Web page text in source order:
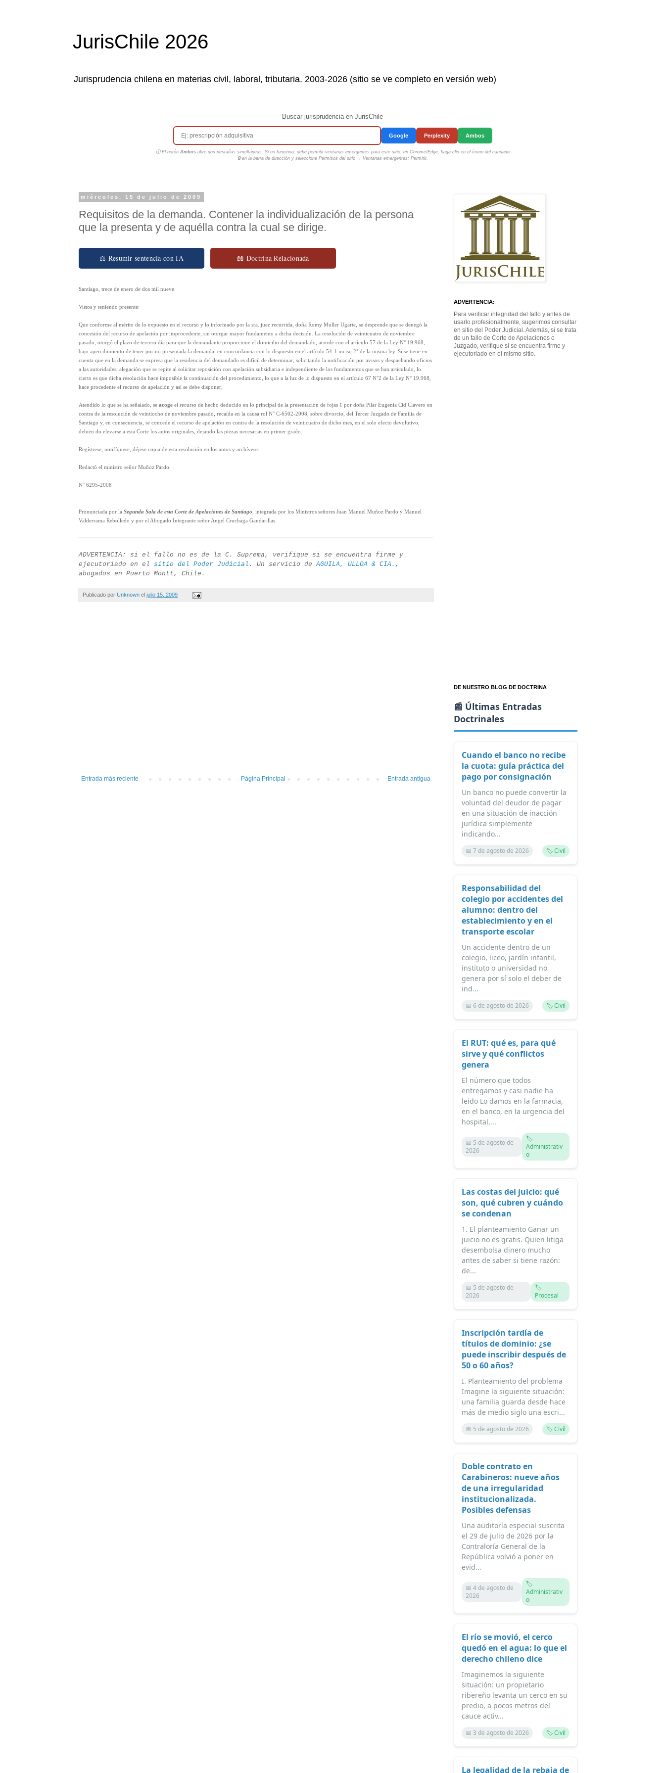
JurisChile 2026
Jurisprudencia chilena en materias civil, laboral, tributaria. 2003-2026 (sitio se ve completo en versión web)
Buscar jurisprudencia en JurisChile
Google Perplexity Ambos
ⓘ El botón Ambosabre dos pestañas simultáneas. Si no funciona, debe permitir ventanas emergentes para este sitio: en Chrome/Edge, haga clic en el ícono del candado
🔒 en la barra de dirección y seleccione Permisos del sitio → Ventanas emergentes: Permitir.
miércoles, 15 de julio de 2009
Requisitos de la demanda. Contener la individualización de la persona
que la presenta y de aquélla contra la cual se dirige.
⚖ Resumir sentencia con IA 📖 Doctrina Relacionada
Santiago, trece de enero de dos mil nueve.
Vistos y teniendo presente:
Que conforme al mérito de lo expuesto en el recurso y lo informado por la sra. juez recurrida, doña Romy Muller Ugarte, se desprende que se denegó la
concesión del recurso de apelación por improcedente, sin otorgar mayor fundamento a dicha decisión. La resolución de veinticuatro de noviembre
pasado, otorgó el plazo de tercero día para que la demandante proporcione el domicilio del demandado, acorde con el artículo 57 de la Ley N° 19.968,
bajo apercibimiento de tener por no presentada la demanda, en concordancia con lo dispuesto en el artículo 54-1 inciso 2° de la misma ley. Si se tiene en
cuenta que en la demanda se expresa que la residencia del demandado es difícil de determinar, solicitando la notificación por avisos y despachando oficios
a las autoridades, alegación que se repite al solicitar reposición con apelación subsidiaria e independiente de los fundamentos que se han articulado, lo
cierto es que dicha resolución hace imposible la continuación del procedimiento, lo que a la luz de lo dispuesto en el artículo 67 N°2 de la Ley N° 19.968,
hace procedente el recurso de apelación y así se debe disponer;
Atendido lo que se ha señalado, se acoge el recurso de hecho deducido en lo principal de la presentación de fojas 1 por doña Pilar Eugenia Cid Clavero en
contra de la resolución de veintiocho de noviembre pasado, recaída en la causa rol N° C-6502-2008, sobre divorcio, del Tercer Juzgado de Familia de
Santiago y, en consecuencia, se concede el recurso de apelación en contra de la resolución de veinticuatro de dicho mes, en el solo efecto devolutivo,
debien do elevarse a esta Corte los autos originales, dejando las piezas necesarias en primer grado.
Regístrese, notifíquese, déjese copia de esta resolución en los autos y archívese.
Redactó el ministro señor Muñoz Pardo.
N° 6295-2008
Pronunciada por la Segunda Sala de esta Corte de Apelaciones de Santiago , integrada por los Ministros señores Juan Manuel Muñoz Pardo y Manuel
Valderrama Rebolledo y por el Abogado Integrante señor Angel Cruchaga Gandarillas.
ADVERTENCIA: si el fallo no es de la C. Suprema, verifique si se encuentra firme y
ejecutoriado en el sitio del Poder Judicial . Un servicio deAGUILA, ULLOA & CIA. ,
abogados en Puerto Montt, Chile.
Publicado por Unknown el julio 15, 2009
Entrada más reciente Entrada antigua
Página Principal
ADVERTENCIA:
Para verificar integridad del fallo y antes de
usarlo profesionalmente, sugerimos consultar
en sitio del Poder Judicial. Además, si se trata
de un fallo de Corte de Apelaciones o
Juzgado, verifique si se encuentra firme y
ejecutoriado en el mismo sitio.
DE NUESTRO BLOG DE DOCTRINA
📰 Últimas Entradas
Doctrinales
Cuando el banco no recibe
la cuota: guía práctica del
pago por consignación
Un banco no puede convertir la
voluntad del deudor de pagar
en una situación de inacción
jurídica simplemente
indicando...
📅 7 de agosto de 2026 🏷️ Civil
Responsabilidad del
colegio por accidentes del
alumno: dentro del
establecimiento y en el
transporte escolar
Un accidente dentro de un
colegio, liceo, jardín infantil,
instituto o universidad no
genera por sí solo el deber de
ind...
📅 6 de agosto de 2026 🏷️ Civil
El RUT: qué es, para qué
sirve y qué conflictos
genera
El número que todos
entregamos y casi nadie ha
leído Lo damos en la farmacia,
en el banco, en la urgencia del
hospital,...
📅 5 de agosto de
2026
🏷️
Administrativ
o
Las costas del juicio: qué
son, qué cubren y cuándo
se condenan
1. El planteamiento Ganar un
juicio no es gratis. Quien litiga
desembolsa dinero mucho
antes de saber si tiene razón:
de...
📅 5 de agosto de
2026
🏷️
Procesal
Inscripción tardía de
títulos de dominio: ¿se
puede inscribir después de
50 o 60 años?
I. Planteamiento del problema
Imagine la siguiente situación:
una familia guarda desde hace
más de medio siglo una escri...
📅 5 de agosto de 2026 🏷️ Civil
Doble contrato en
Carabineros: nueve años
de una irregularidad
institucionalizada.
Posibles defensas
Una auditoría especial suscrita
el 29 de julio de 2026 por la
Contraloría General de la
República volvió a poner en
evid...
📅 4 de agosto de
2026
🏷️
Administrativ
o
El río se movió, el cerco
quedó en el agua: lo que el
derecho chileno dice
Imaginemos la siguiente
situación: un propietario
ribereño levanta un cerco en su
predio, a pocos metros del
cauce activ...
📅 3 de agosto de 2026 🏷️ Civil
La legalidad de la rebaja de